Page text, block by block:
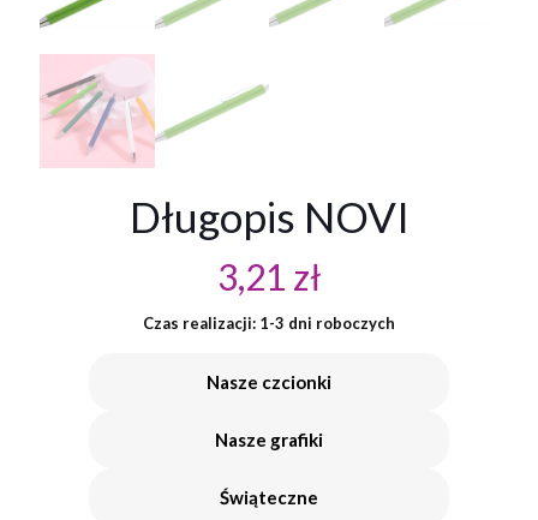
Długopis NOVI
3,21 zł
Czas realizacji: 1-3 dni roboczych
Nasze czcionki
Nasze grafiki
Świąteczne